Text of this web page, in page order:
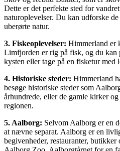
Dette er det perfekte sted for
naturoplevelser. Du kan udforske
uberørte natur.
3. Fiskeoplevelser: Himmerland er
Limfjorden er rig på fisk, og du
kysten eller tage på en fisketur med
4. Historiske steder: Himmerland
besøge historiske steder som
århundrede, eller de gamle kirker
regionen.
5. Aalborg: Selvom Aalborg er en
at nævne separat. Aalborg er en
begivenheder, restauranter,